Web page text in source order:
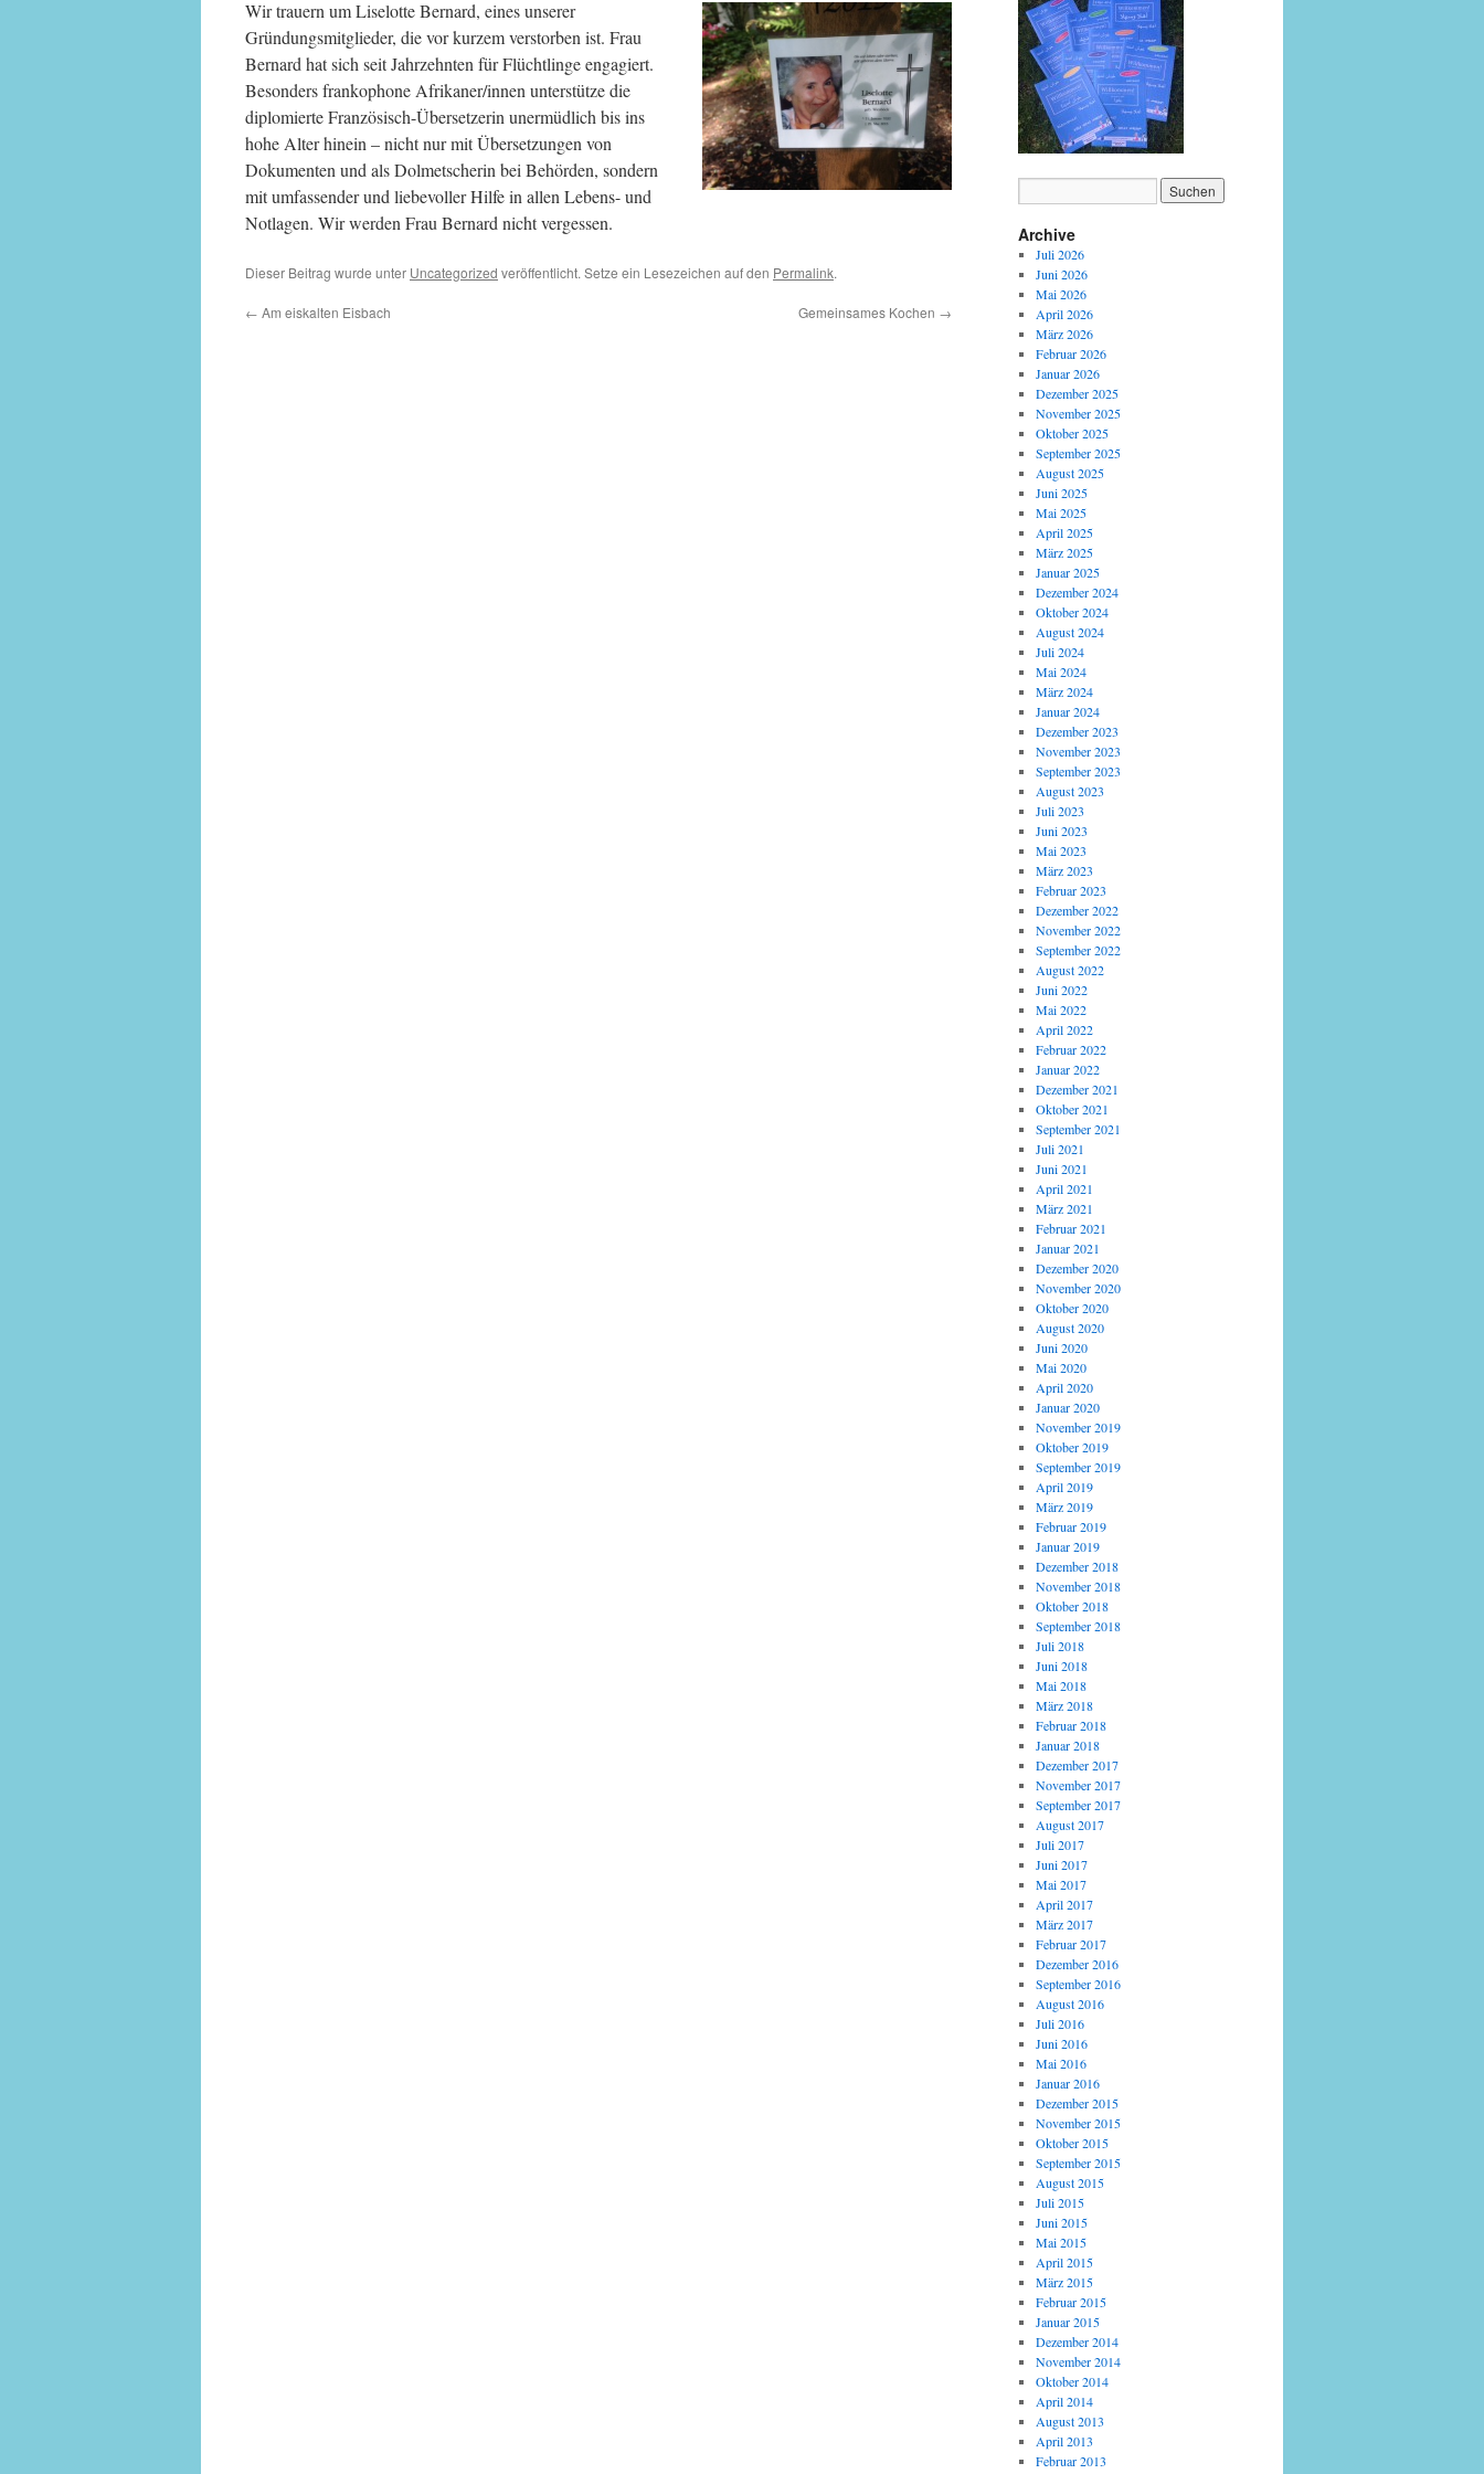
Wir trauern um Liselotte Bernard, eines unserer
Gründungsmitglieder, die vor kurzem verstorben ist. Frau
Bernard hat sich seit Jahrzehnten für Flüchtlinge engagiert.
Besonders frankophone Afrikaner/innen unterstütze die
diplomierte Französisch-Übersetzerin unermüdlich bis ins
hohe Alter hinein – nicht nur mit Übersetzungen von
Dokumenten und als Dolmetscherin bei Behörden, sondern
mit umfassender und liebevoller Hilfe in allen Lebens- und
Notlagen. Wir werden Frau Bernard nicht vergessen.
Dieser Beitrag wurde unter Uncategorized veröffentlicht. Setze ein Lesezeichen auf den Permalink.
← Am eiskalten Eisbach Gemeinsames Kochen →
Archive
Juli 2026
Juni 2026
Mai 2026
April 2026
März 2026
Februar 2026
Januar 2026
Dezember 2025
November 2025
Oktober 2025
September 2025
August 2025
Juni 2025
Mai 2025
April 2025
März 2025
Januar 2025
Dezember 2024
Oktober 2024
August 2024
Juli 2024
Mai 2024
März 2024
Januar 2024
Dezember 2023
November 2023
September 2023
August 2023
Juli 2023
Juni 2023
Mai 2023
März 2023
Februar 2023
Dezember 2022
November 2022
September 2022
August 2022
Juni 2022
Mai 2022
April 2022
Februar 2022
Januar 2022
Dezember 2021
Oktober 2021
September 2021
Juli 2021
Juni 2021
April 2021
März 2021
Februar 2021
Januar 2021
Dezember 2020
November 2020
Oktober 2020
August 2020
Juni 2020
Mai 2020
April 2020
Januar 2020
November 2019
Oktober 2019
September 2019
April 2019
März 2019
Februar 2019
Januar 2019
Dezember 2018
November 2018
Oktober 2018
September 2018
Juli 2018
Juni 2018
Mai 2018
März 2018
Februar 2018
Januar 2018
Dezember 2017
November 2017
September 2017
August 2017
Juli 2017
Juni 2017
Mai 2017
April 2017
März 2017
Februar 2017
Dezember 2016
September 2016
August 2016
Juli 2016
Juni 2016
Mai 2016
Januar 2016
Dezember 2015
November 2015
Oktober 2015
September 2015
August 2015
Juli 2015
Juni 2015
Mai 2015
April 2015
März 2015
Februar 2015
Januar 2015
Dezember 2014
November 2014
Oktober 2014
April 2014
August 2013
April 2013
Februar 2013